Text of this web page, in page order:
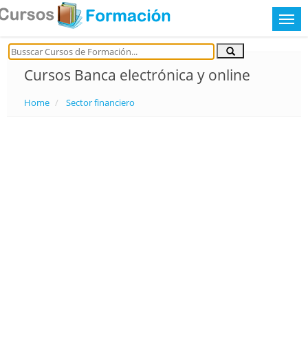
Cursos Banca electrónica y online
Home Sector financiero